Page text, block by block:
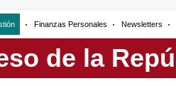
Finanzas Personales Newsletters